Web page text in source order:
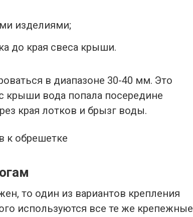
изделиями;
до края свеса крыши.
в диапазоне 30-40 мм. Это
крыши вода попала посередине
края лотков и брызг воды.
к обрешетке
то один из вариантов крепления
используются все те же крепежные